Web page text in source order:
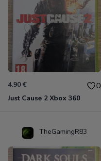
4.90 € 0
Just Cause 2 Xbox 360
TheGamingR83